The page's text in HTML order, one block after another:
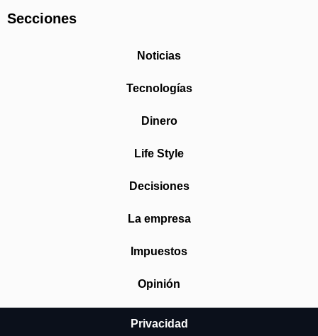
Secciones
Noticias
Tecnologías
Dinero
Life Style
Decisiones
La empresa
Impuestos
Opinión
Privacidad